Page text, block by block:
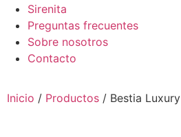
Sirenita
Preguntas frecuentes
Sobre nosotros
Contacto
Inicio / Productos / Bestia Luxury